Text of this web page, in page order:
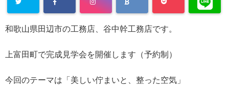
和歌山県田辺市の工務店、谷中幹工務店です。
上富田町で完成見学会を開催します（予約制）
今回のテーマは「美しい佇まいと、整った空気」